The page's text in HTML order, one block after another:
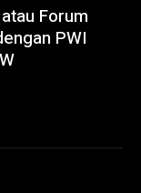
Forum
PWI